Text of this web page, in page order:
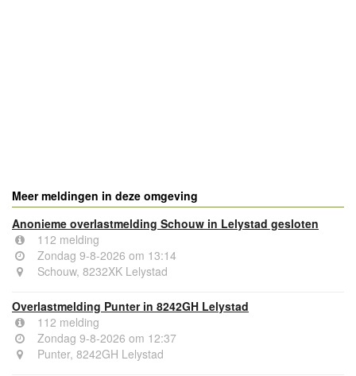
Meer meldingen in deze omgeving
Anonieme overlastmelding Schouw in Lelystad gesloten
112 melding
Zondag 9-8-2026 om 13:14
Schouw, 8232XK Lelystad
Overlastmelding Punter in 8242GH Lelystad
112 melding
Zondag 9-8-2026 om 12:37
Punter, 8242GH Lelystad